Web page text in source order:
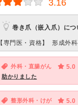
3.16
巻き爪（嵌入爪）につ
【専門医・資格】 形成外
外科・直腸がん 5.0
助かりました
整形外科・けが 5.0